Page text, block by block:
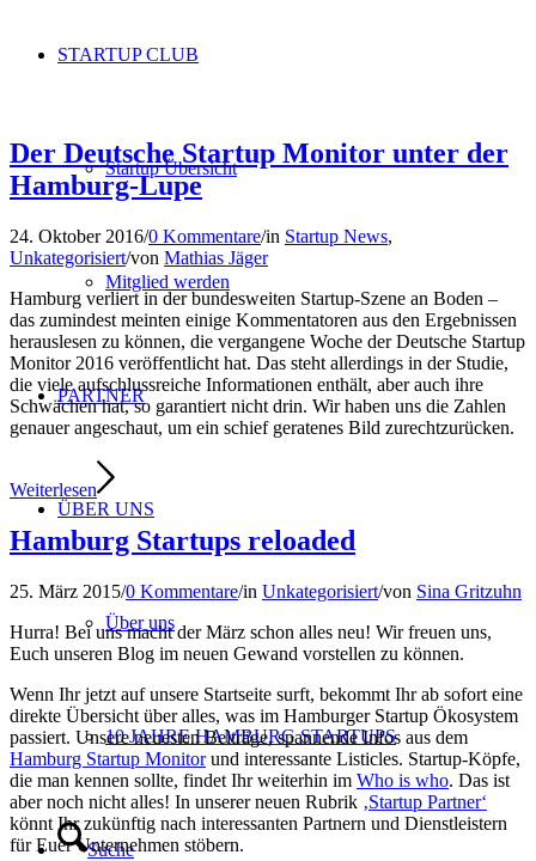
STARTUP CLUB
Startup Übersicht
Mitglied werden
PARTNER
ÜBER UNS
Über uns
10 JAHRE HAMBURG STARTUPS
Suche
Der Deutsche Startup Monitor unter der
Hamburg-Lupe
24. Oktober 2016/0 Kommentare/in Startup News,
Unkategorisiert/von Mathias Jäger
Hamburg verliert in der bundesweiten Startup-Szene an Boden –
das zumindest meinten einige Kommentatoren aus den Ergebnissen
herauslesen zu können, die vergangene Woche der Deutsche Startup
Monitor 2016 veröffentlicht hat. Das steht allerdings in der Studie,
die viele aufschlussreiche Informationen enthält, aber auch ihre
Schwächen hat, so garantiert nicht drin. Wir haben uns die Zahlen
genauer angeschaut, um ein schief geratenes Bild zurechtzurücken.
Weiterlesen
Hamburg Startups reloaded
25. März 2015/0 Kommentare/in Unkategorisiert/von Sina Gritzuhn
Hurra! Bei uns macht der März schon alles neu! Wir freuen uns,
Euch unseren Blog im neuen Gewand vorstellen zu können.
Wenn Ihr jetzt auf unsere Startseite surft, bekommt Ihr ab sofort eine
direkte Übersicht über alles, was im Hamburger Startup Ökosystem
passiert. Unsere neuesten Beiträge, spannende Infos aus dem
Hamburg Startup Monitorund interessante Listicles. Startup-Köpfe,
die man kennen sollte, findet Ihr weiterhin im Who is who. Das ist
aber noch nicht alles! In unserer neuen Rubrik ‚Startup Partner‘
könnt Ihr zukünftig nach interessanten Partnern und Dienstleistern
für Euer Unternehmen stöbern.